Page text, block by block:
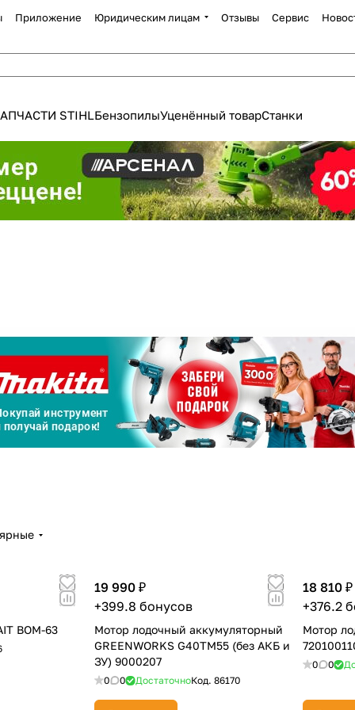
Приложение Юридическим лицам Отзывы Сервис
STIHLБензопилыУценённый товарСтанки
BOM-63
19 990 ₽
+399.8 бонусов
Мотор лодочный аккумуляторный
GREENWORKS G40TM55 (без АКБ и
ЗУ) 9000207
0 0 ДостаточноКод. 86170
18 810 ₽
+376.2
Мотор
0 0
Сегодня
25%
Оплачивайте сегодня только
% картой любого банка
Получайте товарвыбранный способом